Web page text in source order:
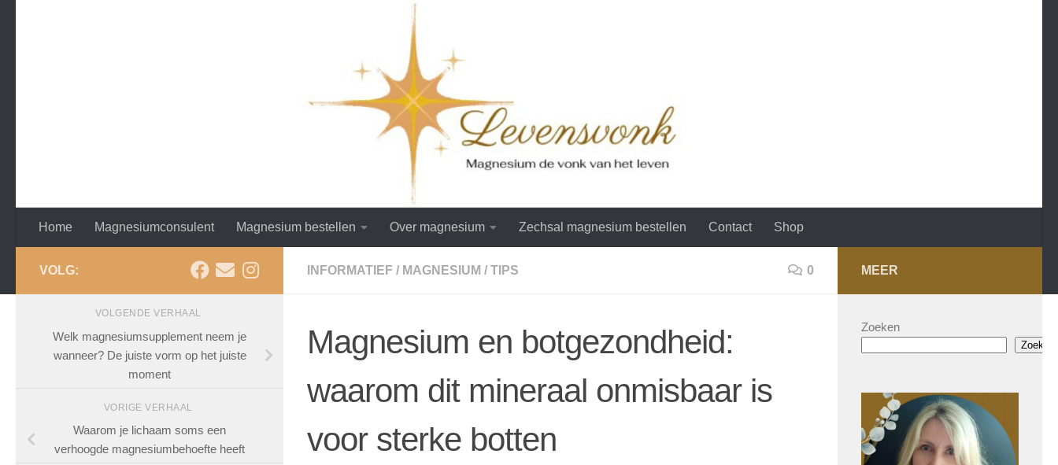
Home Magnesiumconsulent Magnesium bestellen Over magnesium Zechsal magnesium bestellen Contact Shop
INFORMATIEF / MAGNESIUM / TIPS 0
Magnesium en botgezondheid:
waarom dit mineraal onmisbaar is
voor sterke botten
VOLG:
VOLGENDE VERHAAL
Welk magnesiumsupplement neem je
wanneer? De juiste vorm op het juiste
moment
VORIGE VERHAAL
Waarom je lichaam soms een
verhoogde magnesiumbehoefte heeft
MEER
Zoeken
Zoeken